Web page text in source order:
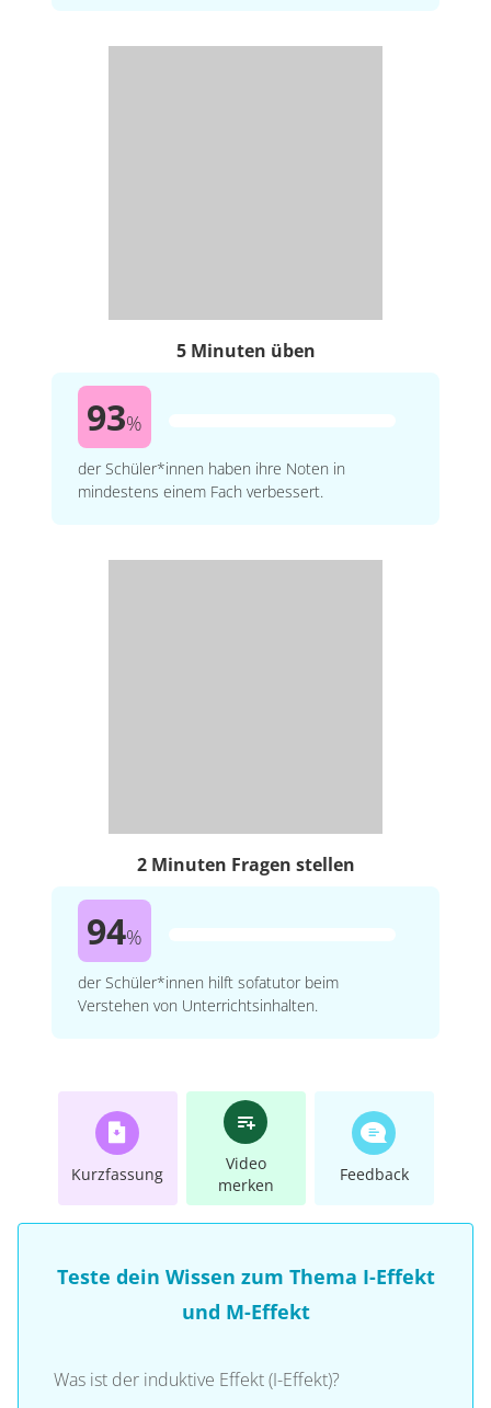
5 Minuten üben
93%
der Schüler*innen haben ihre Noten in
mindestens einem Fach verbessert.
2 Minuten Fragen stellen
94%
der Schüler*innen hilft sofatutor beim
Verstehen von Unterrichtsinhalten.
Kurzfassung
Video
merken
Feedback
Teste dein Wissen zum Thema I-Effekt
und M-Effekt
Was ist der induktive Effekt (I-Effekt)?